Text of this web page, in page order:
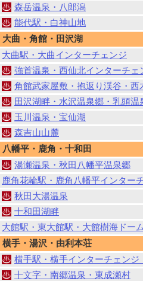
森岳温泉・八郎潟
能代駅・白神山地
大曲・角館・田沢湖
大曲駅・大曲インターチェンジ
強首温泉・西仙北インターチェ
角館武家屋敷・抱返り渓谷・西
田沢湖畔・水沢温泉郷・乳頭温
玉川温泉・宝仙湖
森吉山山麓
八幡平・鹿角・十和田
湯瀬温泉・秋田八幡平温泉郷
鹿角花輪駅・鹿角八幡平インター
秋田大湯温泉
十和田湖畔
大館駅・東大館駅・大館樹海ドーム
横手・湯沢・由利本荘
横手駅・横手インターチェンジ
十文字・南郷温泉・東成瀬村